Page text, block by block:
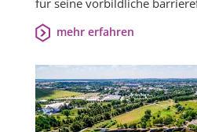
für seine vorbildliche
mehr erfahren